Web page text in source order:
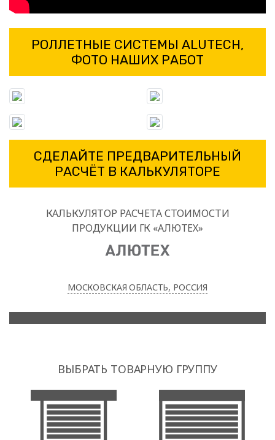
РОЛЛЕТНЫЕ СИСТЕМЫ ALUTECH,
ФОТО НАШИХ РАБОТ
СДЕЛАЙТЕ ПРЕДВАРИТЕЛЬНЫЙ
РАСЧЁТ В КАЛЬКУЛЯТОРЕ